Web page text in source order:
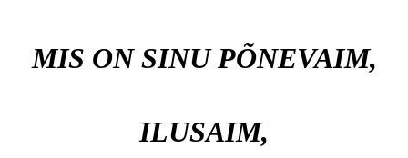
MIS ON SINU PÕNEVAIM,
ILUSAIM,